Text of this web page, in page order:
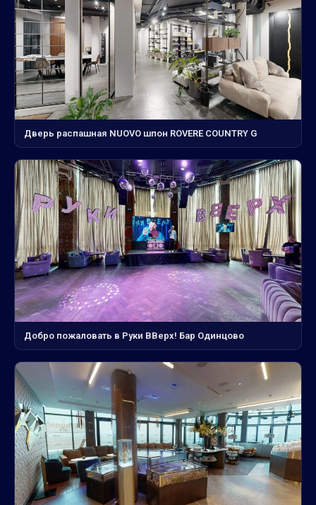
Дверь распашная NUOVO шпон ROVERE COUNTRY G
Добро пожаловать в Руки ВВерх! Бар Одинцово